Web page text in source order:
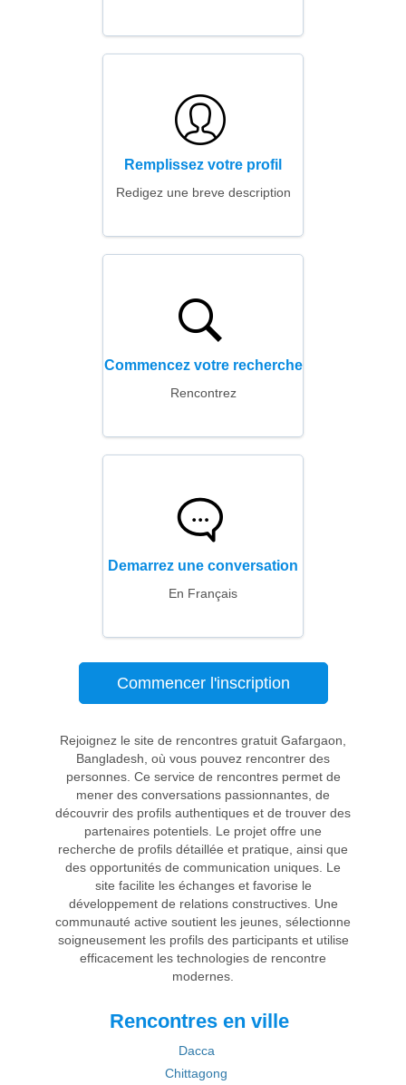
Remplissez votre profil
Redigez une breve description
Commencez votre recherche
Rencontrez
Demarrez une conversation
En Français
Commencer l'inscription
Rejoignez le site de rencontres gratuit Gafargaon,
Bangladesh, où vous pouvez rencontrer des
personnes. Ce service de rencontres permet de
mener des conversations passionnantes, de
découvrir des profils authentiques et de trouver des
partenaires potentiels. Le projet offre une
recherche de profils détaillée et pratique, ainsi que
des opportunités de communication uniques. Le
site facilite les échanges et favorise le
développement de relations constructives. Une
communauté active soutient les jeunes, sélectionne
soigneusement les profils des participants et utilise
efficacement les technologies de rencontre
modernes.
Rencontres en ville
Dacca
Chittagong